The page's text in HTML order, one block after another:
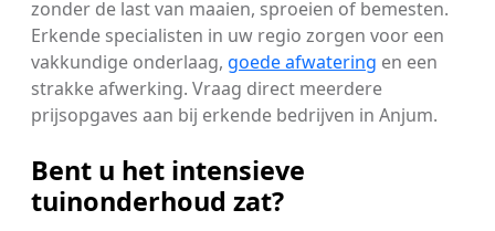
zonder de last van maaien, sproeien of bemesten.
Erkende specialisten in uw regio zorgen voor een
vakkundige onderlaag, goede afwatering en een
strakke afwerking. Vraag direct meerdere
prijsopgaves aan bij erkende bedrijven in Anjum.
Bent u het intensieve
tuinonderhoud zat?